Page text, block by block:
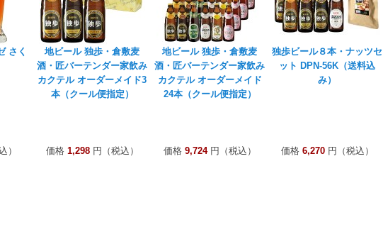
さく
）
地ビール 独歩・倉敷麦
酒・匠バーテンダー家飲み
カクテル オーダーメイド3
本（クール便指定）
価格 1,298円（税込）
地ビール 独歩・倉敷麦
酒・匠バーテンダー家飲み
カクテル オーダーメイド
24本（クール便指定）
価格 9,724円（税込）
独歩ビール８本・ナッツセ
ット DPN-56K（送料込
み）
価格 6,270円（税込）